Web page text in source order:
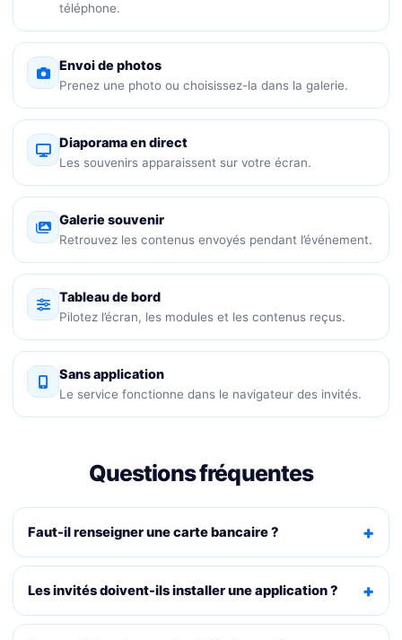
téléphone.
Envoi de photos
Prenez une photo ou choisissez-la dans la galerie.
Diaporama en direct
Les souvenirs apparaissent sur votre écran.
Galerie souvenir
Retrouvez les contenus envoyés pendant l’événement.
Tableau de bord
Pilotez l’écran, les modules et les contenus reçus.
Sans application
Le service fonctionne dans le navigateur des invités.
Questions fréquentes
Faut-il renseigner une carte bancaire ?
Les invités doivent-ils installer une application ?